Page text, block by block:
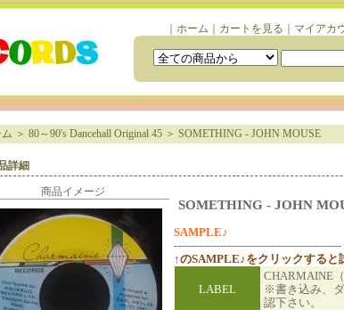
ホーム カートを見る マイアカ
＞ 80～90's Dancehall Original 45＞ SOMETHING - JOHN MOUSE
詳細
商品イメージ
SOMETHING - JOHN
SAMPLE♪
-----------------------------------------------
↑のSAMPLE♪をクリックすると
LABEL
CHARMAINE（
※書き込み、
認下さい。